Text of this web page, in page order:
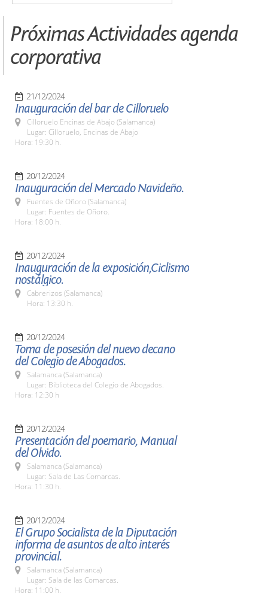
Próximas Actividades agenda
corporativa
21/12/2024
Inauguración del bar de Cilloruelo
Cilloruelo Encinas de Abajo (Salamanca)
Lugar: Cilloruelo, Encinas de Abajo
Hora: 19:30 h.
20/12/2024
Inauguración del Mercado Navideño.
Fuentes de Oñoro (Salamanca)
Lugar: Fuentes de Oñoro.
Hora: 18:00 h.
20/12/2024
Inauguración de la exposición,Ciclismo
nostálgico.
Cabrerizos (Salamanca)
Hora: 13:30 h.
20/12/2024
Toma de posesión del nuevo decano
del Colegio de Abogados.
Salamanca (Salamanca)
Lugar: Biblioteca del Colegio de Abogados.
Hora: 12:30 h
20/12/2024
Presentación del poemario, Manual
del Olvido.
Salamanca (Salamanca)
Lugar: Sala de Las Comarcas.
Hora: 11:30 h.
20/12/2024
El Grupo Socialista de la Diputación
informa de asuntos de alto interés
provincial.
Salamanca (Salamanca)
Lugar: Sala de las Comarcas.
Hora: 11:00 h.